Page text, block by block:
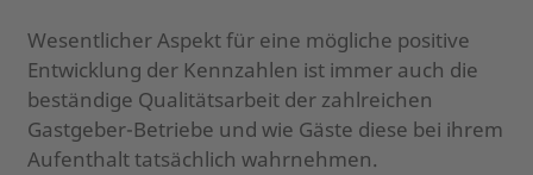
Wesentlicher Aspekt für eine mögliche positive
Entwicklung der Kennzahlen ist immer auch die
beständige Qualitätsarbeit der zahlreichen
Gastgeber-Betriebe und wie Gäste diese bei ihrem
Aufenthalt tatsächlich wahrnehmen.